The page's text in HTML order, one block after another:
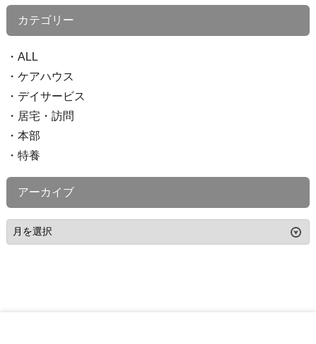
カテゴリー
ALL
ケアハウス
デイサービス
居宅・訪問
本部
特養
アーカイブ